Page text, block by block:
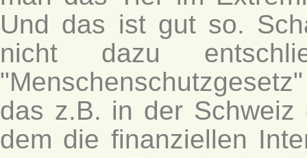
Und das ist gut so.
nicht dazu
das z.B. in der Schweiz
dem die finanziellen